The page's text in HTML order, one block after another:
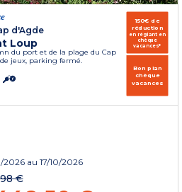
d'Agde
Loup
du port et de la plage du Cap
jeux, parking fermé.
150€ de
réduction
en réglant en
chèque
vacances*
Bon plan
chèque
vacances
2026 au 17/10/2026
€